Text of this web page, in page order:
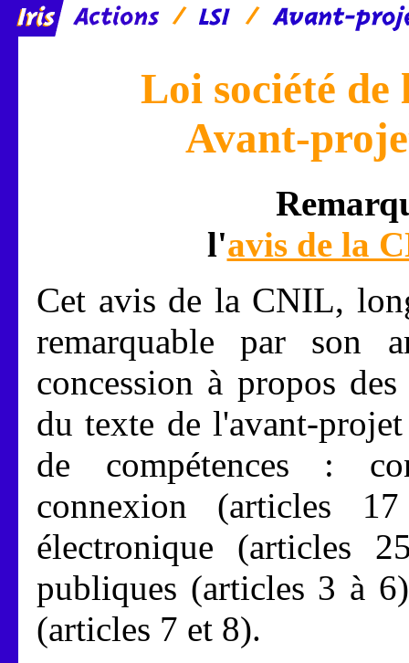
Loi société
Avant-
l'avis de la
Cet avis de la CNIL,
remarquable par son
concession à propos
du texte de l'avant-
de compétences :
connexion (articles
électronique (articles
publiques (articles 3 à
(articles 7 et 8).